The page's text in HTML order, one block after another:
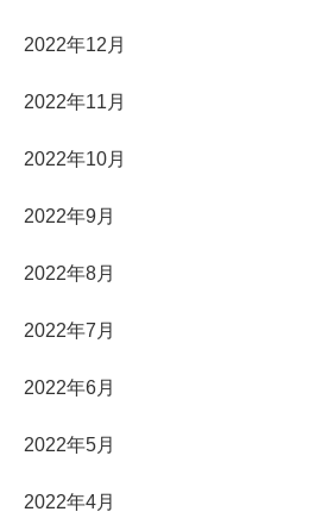
2022年12月
2022年11月
2022年10月
2022年9月
2022年8月
2022年7月
2022年6月
2022年5月
2022年4月